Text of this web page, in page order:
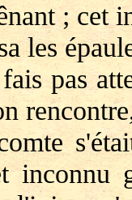
; cet
les
pas
s'était
inconnu